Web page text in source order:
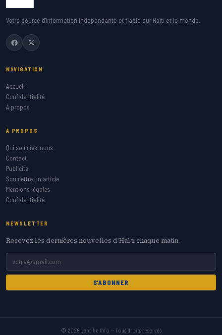
Votre source d'information indépendante et fiable sur Haïti et le monde.
NAVIGATION
Accueil
Confidentialité
A propos
À PROPOS
Qui sommes-nous
Contact
Publicité
Soumettre un article
Mentions légales
Confidentialité
NEWSLETTER
Recevez les dernières nouvelles d'Haïti chaque matin.
S'ABONNER
© 2026 Lentille Info — Tous droits réservés